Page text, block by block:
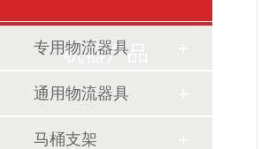
机器产品
专用物流器具
通用物流器具
马桶支架